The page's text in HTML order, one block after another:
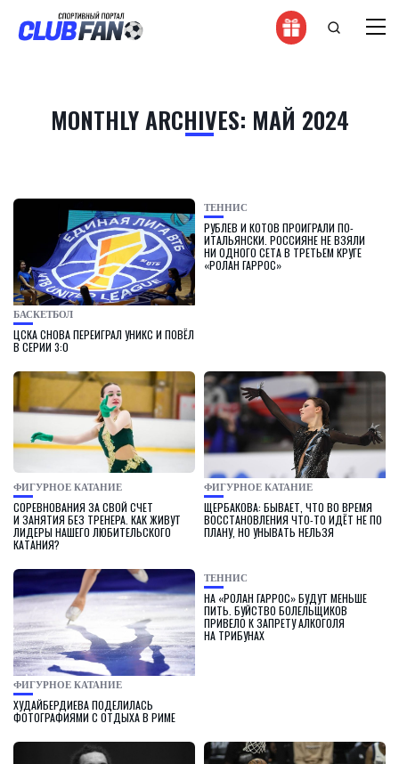
MONTHLY ARCHIVES: МАЙ 2024
БАСКЕТБОЛ
ЦСКА СНОВА ПЕРЕИГРАЛ УНИКС И ПОВЁЛ
В СЕРИИ 3:0
ТЕННИС
РУБЛЕВ И КОТОВ ПРОИГРАЛИ ПО-
ИТАЛЬЯНСКИ. РОССИЯНЕ НЕ ВЗЯЛИ
НИ ОДНОГО СЕТА В ТРЕТЬЕМ КРУГЕ
«РОЛАН ГАРРОС»
ФИГУРНОЕ КАТАНИЕ
СОРЕВНОВАНИЯ ЗА СВОЙ СЧЕТ
И ЗАНЯТИЯ БЕЗ ТРЕНЕРА. КАК ЖИВУТ
ЛИДЕРЫ НАШЕГО ЛЮБИТЕЛЬСКОГО
КАТАНИЯ?
ФИГУРНОЕ КАТАНИЕ
ЩЕРБАКОВА: БЫВАЕТ, ЧТО ВО ВРЕМЯ
ВОССТАНОВЛЕНИЯ ЧТО-ТО ИДЁТ НЕ ПО
ПЛАНУ, НО УНЫВАТЬ НЕЛЬЗЯ
ФИГУРНОЕ КАТАНИЕ
ХУДАЙБЕРДИЕВА ПОДЕЛИЛАСЬ
ФОТОГРАФИЯМИ С ОТДЫХА В РИМЕ
ТЕННИС
НА «РОЛАН ГАРРОС» БУДУТ МЕНЬШЕ
ПИТЬ. БУЙСТВО БОЛЕЛЬЩИКОВ
ПРИВЕЛО К ЗАПРЕТУ АЛКОГОЛЯ
НА ТРИБУНАХ